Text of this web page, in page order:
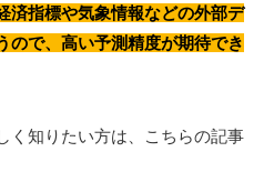
済指標や気象情報などの外部デ
ので、高い予測精度が期待でき
く知りたい方は、こちらの記事